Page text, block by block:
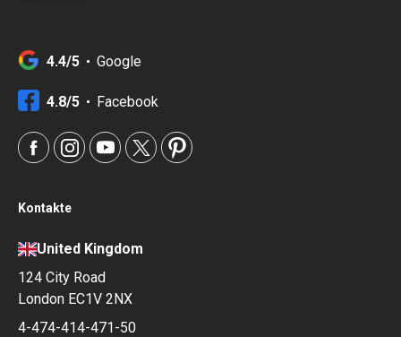
4.4/5 Google
4.8/5 Facebook
Kontakte
United Kingdom
124 City Road
London EC1V 2NX
4-474-414-471-50